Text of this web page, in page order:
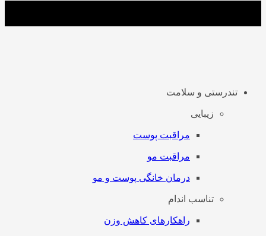
تندرستی و سلامت
زیبایی
مراقبت پوست
مراقبت مو
درمان خانگی پوست و مو
تناسب اندام
راهکارهای کاهش وزن